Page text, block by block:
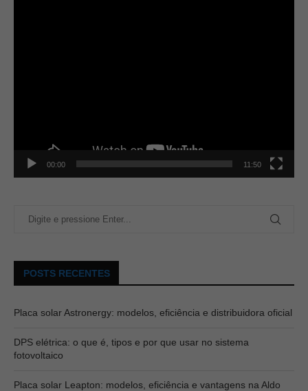
00:00 11:50
POSTS RECENTES
Placa solar Astronergy: modelos, eficiência e distribuidora oficial
DPS elétrica: o que é, tipos e por que usar no sistema
fotovoltaico
Placa solar Leapton: modelos, eficiência e vantagens na Aldo